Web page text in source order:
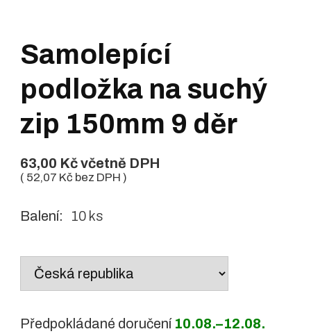
Samolepící
podložka na suchý
zip 150mm 9 děr
63,00 Kčvčetně DPH
( 52,07 Kč bez DPH )
Balení: 10 ks
Country
Předpokládané doručení 10.08.–12.08.